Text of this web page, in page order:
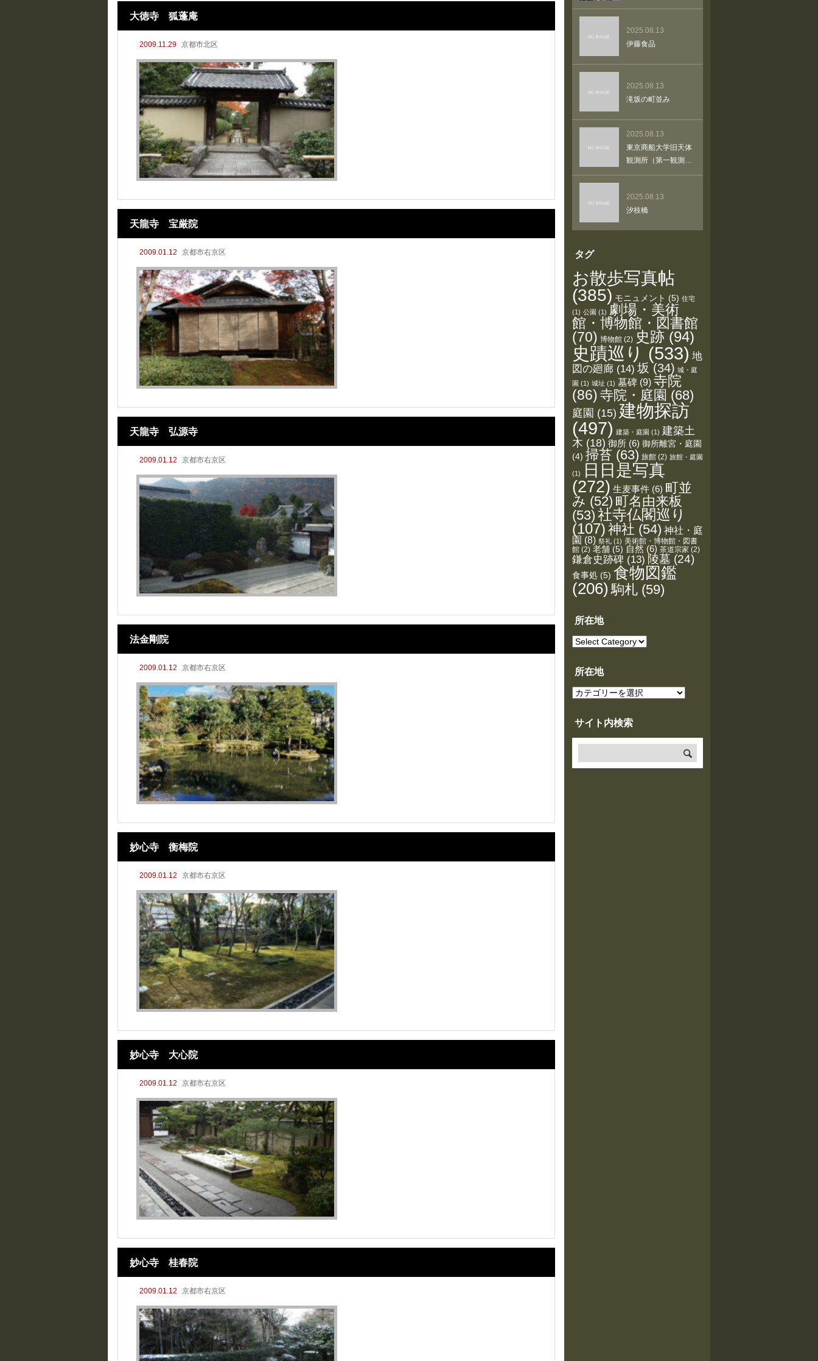
大徳寺 狐蓬庵
2009.11.29 京都市北区
天龍寺 宝厳院
2009.01.12 京都市右京区
天龍寺 弘源寺
2009.01.12 京都市右京区
法金剛院
2009.01.12 京都市右京区
妙心寺 衡梅院
2009.01.12 京都市右京区
妙心寺 大心院
2009.01.12 京都市右京区
妙心寺 桂春院
2009.01.12 京都市右京区
2025.08.13
伊藤食品
2025.08.13
滝坂の町並み
2025.08.13
東京商船大学旧天体
観測所（第一観測
台）
2025.08.13
汐枝橋
タグ
お散歩写真帖
(385) モニュメント (5) 住宅
(1) 公園 (1) 劇場・美術
館・博物館・図書館
(70) 博物館(2) 史跡(94)
史蹟巡り (533) 地
図の廻廊(14) 坂 (34) 城・庭
園 (1) 城址(1) 墓碑(9) 寺院
(86) 寺院・庭園 (68)
庭園 (15) 建物探訪
(497) 建築・庭園 (1) 建築土
木 (18) 御所(6) 御所離宮・庭園
(4) 掃苔 (63) 旅館(2) 旅館・庭園
(1)
日日是写真
(272) 生麦事件(6) 町並
み (52) 町名由来板
(53) 社寺仏閣巡り
(107) 神社 (54) 神社・庭
園 (8) 祭礼(1) 美術館・博物館・図書
館(2) 老舗(5) 自然 (6) 茶道宗家 (2)
鎌倉史跡碑(13) 陵墓 (24)
食事処(5) 食物図鑑
(206) 駒札(59)
所在地
所
在
所在地
所
在
サイト内検索